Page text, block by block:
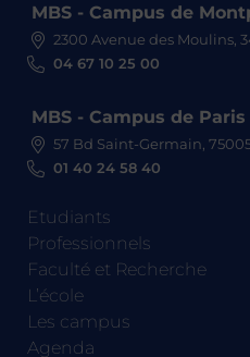
MBS - Campus de
2300 Avenue des Moulins,
04 67 10 25 00
MBS - Campus de Paris
57 Bd Saint-Germain,
01 40 24 58 40
Etudiants
Professionnels
Faculté et Recherche
L’école
Les campus
Agenda